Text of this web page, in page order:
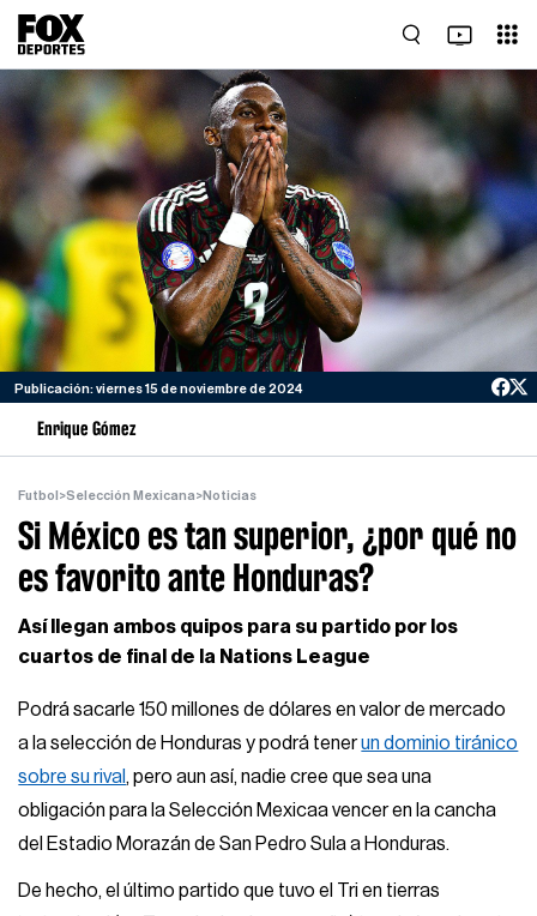
Publicación: viernes 15 de noviembre de 2024
Enrique Gómez
Futbol >Selección Mexicana>Noticias
Si México es tan superior, ¿por qué no
es favorito ante Honduras?
Así llegan ambos quipos para su partido por los
cuartos de final de la Nations League
Podrá sacarle 150 millones de dólares en valor de mercado
a la selección de Honduras y podrá tenerun dominio tiránico
sobre su rival , pero aun así, nadie cree que sea una
obligación para la Selección Mexicaa vencer en la cancha
del Estadio Morazán de San Pedro Sula a Honduras.
De hecho, el último partido que tuvo el Tri en tierras